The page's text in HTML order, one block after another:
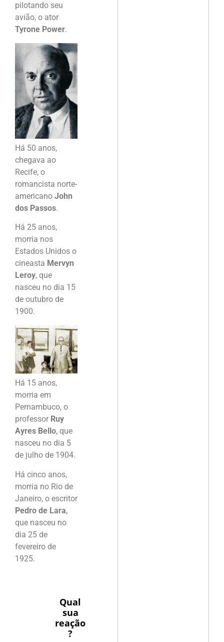
pilotando seu
avião, o ator
Tyrone Power.
Há 50 anos,
chegava ao
Recife, o
romancista norte-
americano John
dos Passos.
Há 25 anos,
morria nos
Estados Unidos o
cineasta Mervyn
Leroy, que
nasceu no dia 15
de outubro de
1900.
Há 15 anos,
morria em
Pernambuco, o
professor Ruy
Ayres Bello, que
nasceu no dia 5
de julho de 1904.
Há cinco anos,
morria no Rio de
Janeiro, o escritor
Pedro de Lara,
que nasceu no
dia 25 de
fevereiro de
1925.
Qual
sua
reação
?